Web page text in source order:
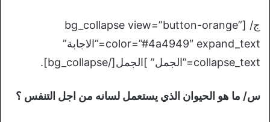
ج/ [bg_collapse view=”button-orange”
color=”#4a4949″ expand_text=”الاجابة”
collapse_text=”الجمل” ]الجمل[/bg_collapse].
س/ ما هو الحيوان الذي يستعمل لسانه من اجل التنفس ؟